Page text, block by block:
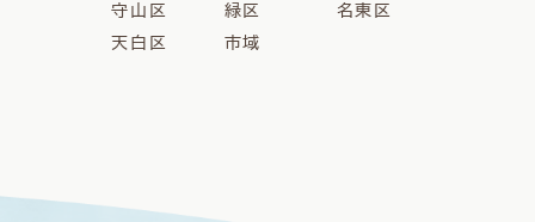
守山区
緑区
名東区
天白区
市域